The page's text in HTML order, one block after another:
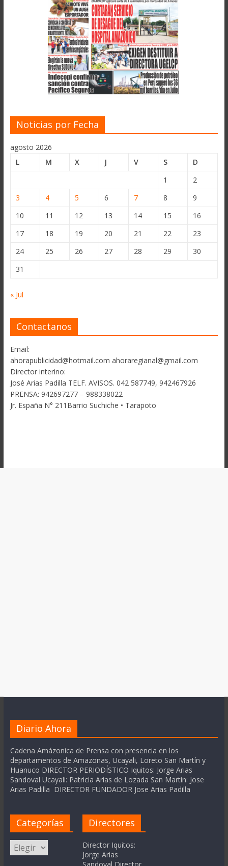
Noticias por Fecha
agosto 2026
L
M X J V S
D
1
2
3
4 5 6 7 8
9
10
11 12 13 14 15
16
17
18 19 20 21 22
23
24
25 26 27 28 29
30
31
« Jul
Contactanos
Email:
ahorapublicidad@hotmail.com ahoraregianal@gmail.com
Director interino:
José Arias Padilla TELF. AVISOS. 042 587749, 942467926
PRENSA: 942697277 – 988338022
Jr. España N° 211Barrio Suchiche • Tarapoto
Diario Ahora
Cadena Amázonica de Prensa con presencia en los
departamentos de Amazonas, Ucayali, Loreto San Martín y
Huanuco DIRECTOR PERIODÍSTICO Iquitos: Jorge Arias
Sandoval Ucayali: Patricia Arias de Lozada San Martín: Jose
Arias Padilla DIRECTOR FUNDADOR Jose Arias Padilla
Categorías
Categorías
Directores
Director Iquitos:
Jorge Arias